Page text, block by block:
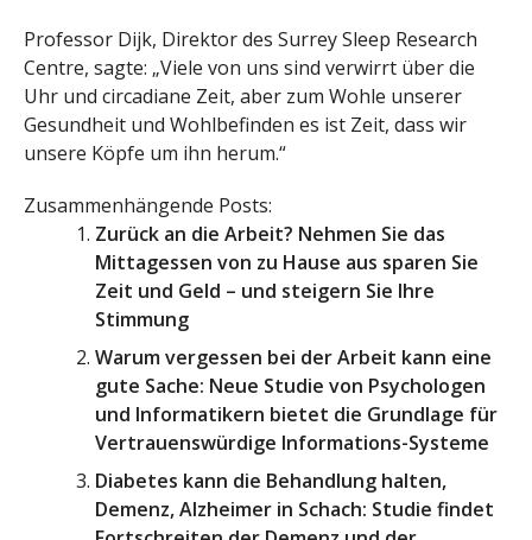
Professor Dijk, Direktor des Surrey Sleep Research
Centre, sagte: „Viele von uns sind verwirrt über die
Uhr und circadiane Zeit, aber zum Wohle unserer
Gesundheit und Wohlbefinden es ist Zeit, dass wir
unsere Köpfe um ihn herum.“
Zusammenhängende Posts:
Zurück an die Arbeit? Nehmen Sie das
Mittagessen von zu Hause aus sparen Sie
Zeit und Geld – und steigern Sie Ihre
Stimmung
Warum vergessen bei der Arbeit kann eine
gute Sache: Neue Studie von Psychologen
und Informatikern bietet die Grundlage für
Vertrauenswürdige Informations-Systeme
Diabetes kann die Behandlung halten,
Demenz, Alzheimer in Schach: Studie findet